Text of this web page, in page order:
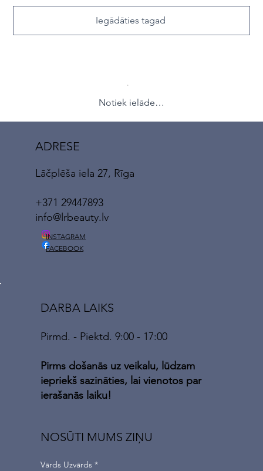
Iegādāties tagad
Notiek ielāde…
ADRESE
Lāčplēša iela 27, Rīga
+371 29447893
info@lrbeauty.lv
INSTAGRAM
FACEBOOK
DARBA LAIKS
Pirmd. - Piektd. 9:00 - 17:00
Pirms došanās uz veikalu, lūdzam
iepriekš sazināties, lai vienotos par
ierašanās laiku!
NOSŪTI MUMS ZIŅU
Vārds Uzvārds *